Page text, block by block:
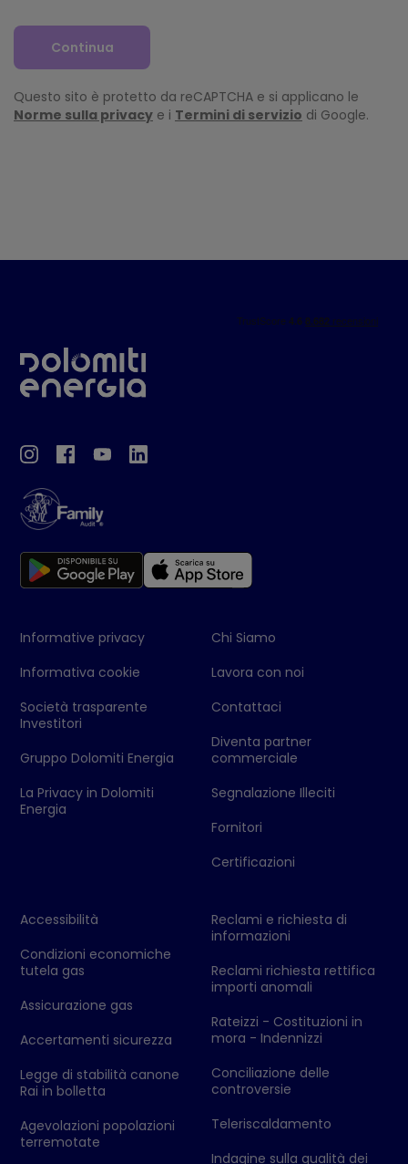
Continua
Questo sito è protetto da reCAPTCHA e si applicano le
Norme sulla privacy e i Termini di servizio di Google.
Informative privacy
Informativa cookie
Società trasparente
Investitori
Gruppo Dolomiti Energia
La Privacy in Dolomiti
Energia
Chi Siamo
Lavora con noi
Contattaci
Diventa partner
commerciale
Segnalazione Illeciti
Fornitori
Certificazioni
Accessibilità
Condizioni economiche
tutela gas
Assicurazione gas
Accertamenti sicurezza
Legge di stabilità canone
Rai in bolletta
Agevolazioni popolazioni
terremotate
Reclami e richiesta di
informazioni
Reclami richiesta rettifica
importi anomali
Rateizzi - Costituzioni in
mora - Indennizzi
Conciliazione delle
controversie
Teleriscaldamento
Indagine sulla qualità dei